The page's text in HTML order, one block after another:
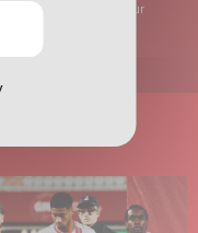
au Roudourou pour